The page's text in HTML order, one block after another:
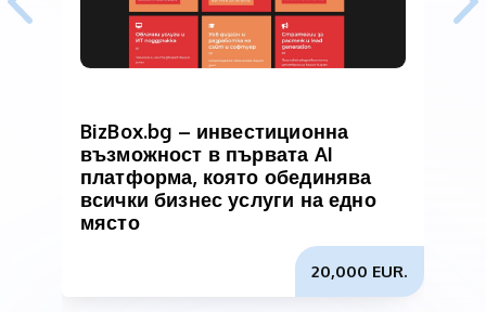
BizBox.bg – инвестиционна
възможност в първата AI
платформа, която обединява
всички бизнес услуги на едно
място
20,000 EUR.